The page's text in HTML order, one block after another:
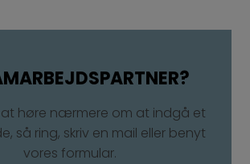
høre nærmere om at indgå et
så ring, skriv en mail eller benyt
vores formular.